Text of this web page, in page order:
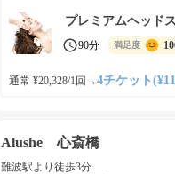
プレミアムヘッド
90分 満足度
通常 ¥20,328/1回 →4チケット
Alushe 心斎橋
難波駅より徒歩3分